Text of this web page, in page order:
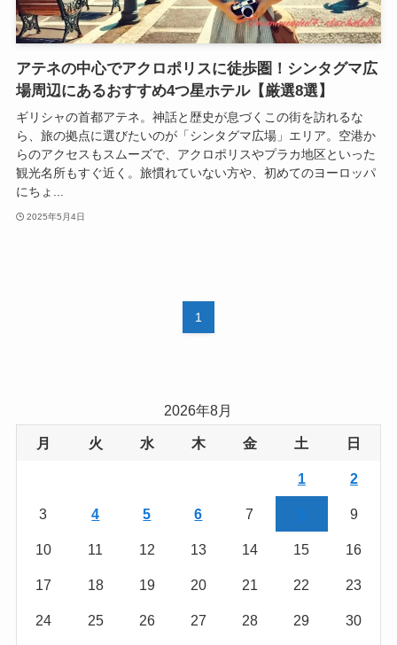
アテネの中心でアクロポリスに徒歩圏！シンタグマ広
場周辺にあるおすすめ4つ星ホテル【厳選8選】
ギリシャの首都アテネ。神話と歴史が息づくこの街を訪れるな
ら、旅の拠点に選びたいのが「シンタグマ広場」エリア。空港か
らのアクセスもスムーズで、アクロポリスやプラカ地区といった
観光名所もすぐ近く。旅慣れていない方や、初めてのヨーロッパ
にちょ...
2025年5月4日
1
2026年8月
月 火 水 木 金 土 日
1 2
3 4 5 6 7 9
10 11 12 13 14 15 16
17 18 19 20 21 22 23
24 25 26 27 28 29 30